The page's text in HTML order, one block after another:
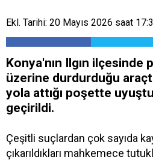
Ekl. Tarihi: 20 Mayıs 2026 saat
Konya'nın Ilgın ilçesinde
üzerine durdurduğu
yola attığı poşette
geçirildi.
Çeşitli suçlardan çok sayıda
çıkarıldıkları mahkemece